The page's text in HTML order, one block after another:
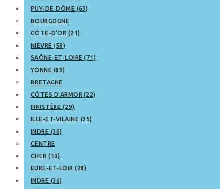
PUY-DE-DÔME (63)
BOURGOGNE
CÔTE-D’OR (21)
NIÈVRE (58)
SAÔNE-ET-LOIRE (71)
YONNE (89)
BRETAGNE
CÔTES D’ARMOR (22)
FINISTÈRE (29)
ILLE-ET-VILAINE (35)
INDRE (36)
CENTRE
CHER (18)
EURE-ET-LOIR (28)
INDRE (36)